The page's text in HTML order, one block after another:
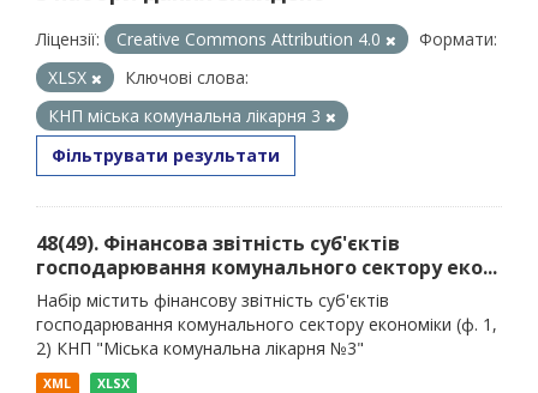
Ліцензії: Creative Commons Attribution 4.0
Формати:
XLSX
Ключові слова:
КНП міська комунальна лікарня 3
Фільтрувати результати
48(49). Фінансова звітність суб'єктів
господарювання комунального сектору еко...
Набір містить фінансову звітність суб'єктів
господарювання комунального сектору економіки (ф. 1,
2) КНП "Міська комунальна лікарня №3"
XML XLSX